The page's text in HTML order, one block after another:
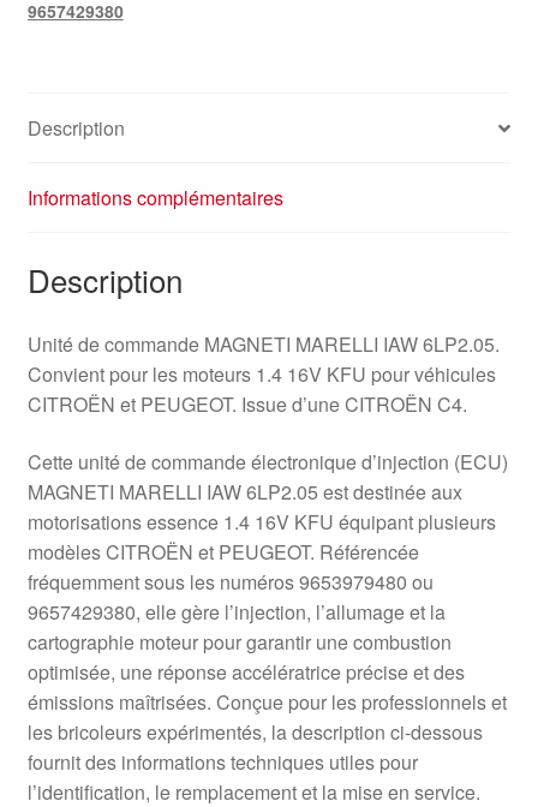
9657429380
9657429380
Description
Informations complémentaires
Description
Unité de commande MAGNETI MARELLI IAW 6LP2.05.
Convient pour les moteurs 1.4 16V KFU pour véhicules
CITROËN et PEUGEOT. Issue d’une CITROËN C4.
Cette unité de commande électronique d’injection (ECU)
MAGNETI MARELLI IAW 6LP2.05 est destinée aux
motorisations essence 1.4 16V KFU équipant plusieurs
modèles CITROËN et PEUGEOT. Référencée
fréquemment sous les numéros 9653979480 ou
9657429380, elle gère l’injection, l’allumage et la
cartographie moteur pour garantir une combustion
optimisée, une réponse accélératrice précise et des
émissions maîtrisées. Conçue pour les professionnels et
les bricoleurs expérimentés, la description ci‑dessous
fournit des informations techniques utiles pour
l’identification, le remplacement et la mise en service.